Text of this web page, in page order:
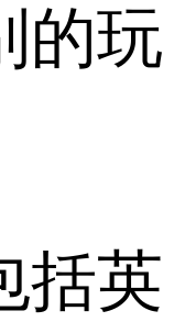
的玩
括英